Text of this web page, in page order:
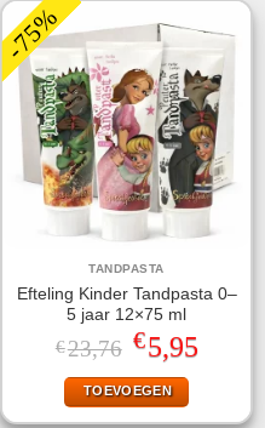
-75%
TANDPASTA
Efteling Kinder Tandpasta 0–
5 jaar 12×75 ml
€23,76 Oorspronkelijke
prijs
was:
€23,76.
€5,95Huidige
prijs
TOEVOEGEN